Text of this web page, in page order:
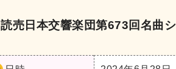
読売日本交響楽団第673回名曲